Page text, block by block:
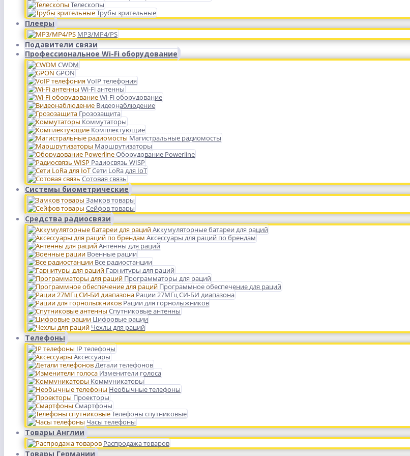
Телескопы
Трубы зрительные
Плееры
MP3/MP4/PS
Подавители связи
Профессиональное Wi-Fi оборудование
CWDM
GPON
VoIP телефония
Wi-Fi антенны
Wi-Fi оборудование
Видеонаблюдение
Грозозащита
Коммутаторы
Комплектующие
Магистральные радиомосты
Маршрутизаторы
Оборудование Powerline
Радиосвязь WISP
Сети LoRa для IoT
Сотовая связь
Системы биометрические
Замков товары
Сейфов товары
Средства радиосвязи
Аккумуляторные батареи для раций
Аксессуары для раций по брендам
Антенны для раций
Военные рации
Все радиостанции
Гарнитуры для раций
Программаторы для раций
Программное обеспечение для раций
Рации 27МГц СИ-БИ диапазона
Рации для горнолыжников
Спутниковые антенны
Цифровые рации
Чехлы для раций
Телефоны
IP телефоны
Аксессуары
Детали телефонов
Изменители голоса
Коммуникаторы
Необычные телефоны
Проекторы
Смартфоны
Телефоны спутниковые
Часы телефоны
Товары Англии
Распродажа товаров
Товары Германии